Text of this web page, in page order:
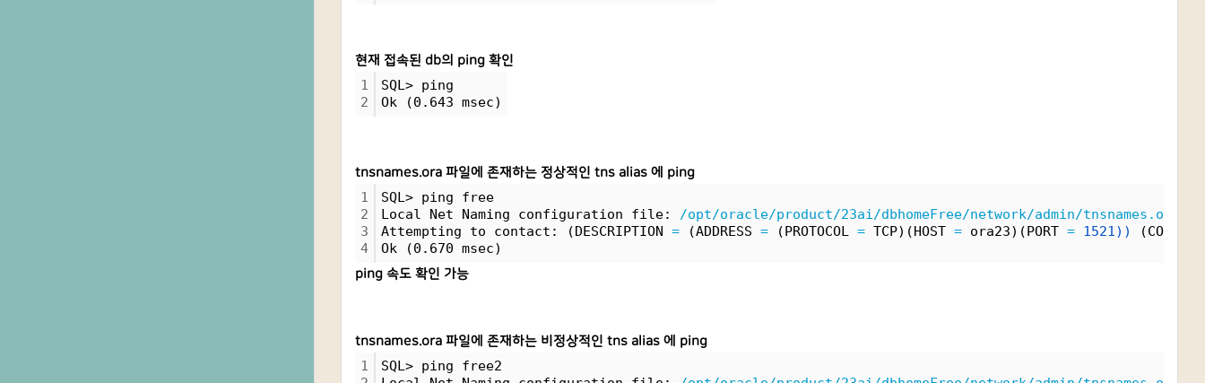
현재 접속된 db의 ping 확인
1
2
SQL> ping
Ok (0.643 msec)
tnsnames.ora 파일에 존재하는 정상적인 tns alias 에 ping
1
2
3
4
SQL> ping free
Local Net Naming configuration file: /opt/oracle/product/23ai/dbhomeFree/network/admin/tnsnames.ora
Attempting to contact: (DESCRIPTION = (ADDRESS = (PROTOCOL = TCP)(HOST = ora23)(PORT = 1521))
Ok (0.670 msec)
ping 속도 확인 가능
tnsnames.ora 파일에 존재하는 비정상적인 tns alias 에 ping
1
SQL> ping free2